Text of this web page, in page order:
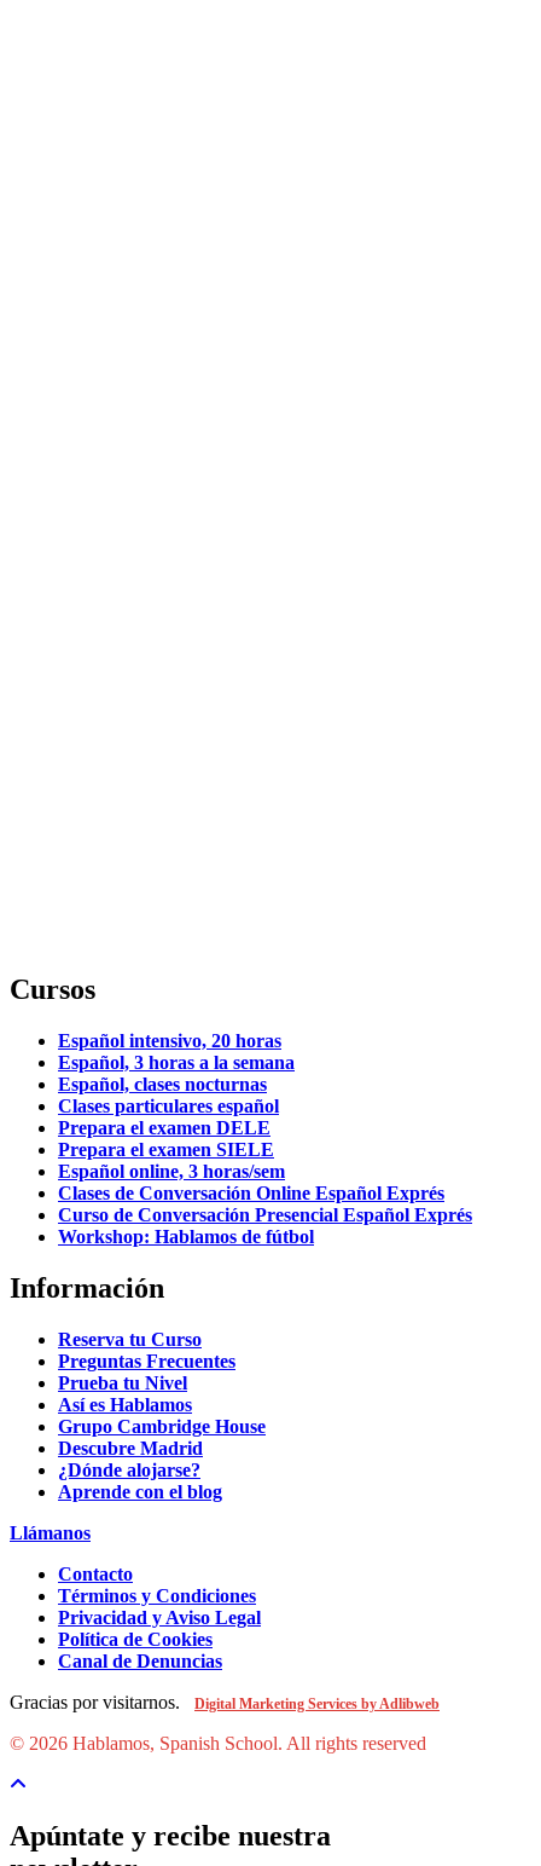
Cursos
Español intensivo, 20 horas
Español, 3 horas a la semana
Español, clases nocturnas
Clases particulares español
Prepara el examen DELE
Prepara el examen SIELE
Español online, 3 horas/sem
Clases de Conversación Online Español Exprés
Curso de Conversación Presencial Español Exprés
Workshop: Hablamos de fútbol
Información
Reserva tu Curso
Preguntas Frecuentes
Prueba tu Nivel
Así es Hablamos
Grupo Cambridge House
Descubre Madrid
¿Dónde alojarse?
Aprende con el blog
Llámanos
Contacto
Términos y Condiciones
Privacidad y Aviso Legal
Política de Cookies
Canal de Denuncias
Gracias por visitarnos.
Digital Marketing Services by Adlibweb
© 2026 Hablamos, Spanish School. All rights reserved
Apúntate y recibe nuestra